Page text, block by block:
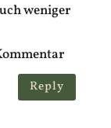
weniger
Reply